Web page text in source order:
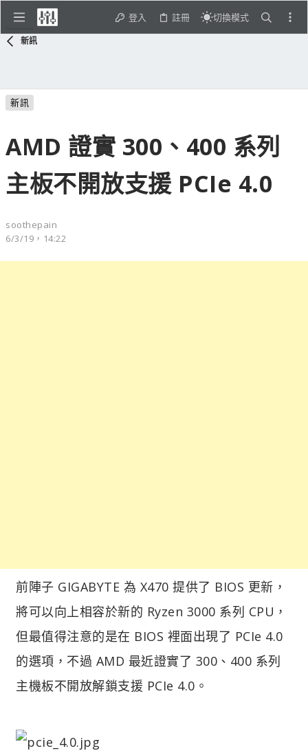
登入 註冊 切換模式
新訊
新訊
AMD 證實 300、400 系列
主板不開放支援 PCIe 4.0
soothepain
6/3/19，14:22
前陣子 GIGABYTE 為 X470 提供了 BIOS 更新，
將可以向上相容於新的 Ryzen 3000 系列 CPU，
但最值得注意的是在 BIOS 裡面出現了 PCIe 4.0
的選項，不過 AMD 最近證實了 300、400 系列
主機板不開放解鎖支援 PCIe 4.0。